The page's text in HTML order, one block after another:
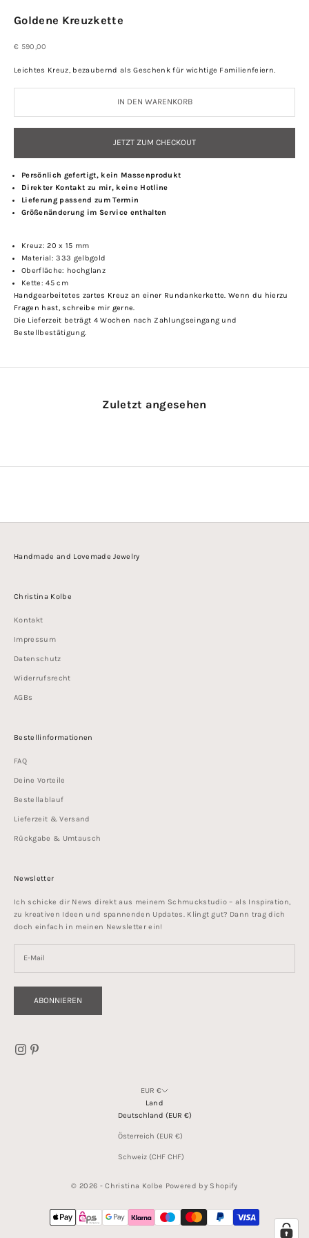
Goldene Kreuzkette
Angebot
€ 590,00
Leichtes Kreuz, bezaubernd als Geschenk für wichtige Familienfeiern.
IN DEN WARENKORB
JETZT ZUM CHECKOUT
Persönlich gefertigt, kein Massenprodukt
Direkter Kontakt zu mir, keine Hotline
Lieferung passend zum Termin
Größenänderung im Service enthalten
Kreuz: 20 x 15 mm
Material: 333 gelbgold
Oberfläche: hochglanz
Kette: 45 cm
Handgearbeitetes zartes Kreuz an einer Rundankerkette.Wenn du hierzu
Fragen hast,schreibe mir gerne.
Die Lieferzeit beträgt 4 Wochen nach Zahlungseingang und
Bestellbestätigung.
Zuletzt angesehen
Handmade and Lovemade Jewelry
Christina Kolbe
Kontakt
Impressum
Datenschutz
Widerrufsrecht
AGBs
Bestellinformationen
FAQ
Deine Vorteile
Bestellablauf
Lieferzeit & Versand
Rückgabe & Umtausch
Newsletter
Ich schicke dir News direkt aus meinem Schmuckstudio – als Inspiration,
zu kreativen Ideen und spannenden Updates. Klingt gut? Dann trag dich
doch einfach in meinen Newsletter ein!
ABONNIEREN
EUR €
Land
Deutschland (EUR €)
Österreich (EUR €)
Schweiz (CHF CHF)
© 2026 - Christina Kolbe Powered by Shopify